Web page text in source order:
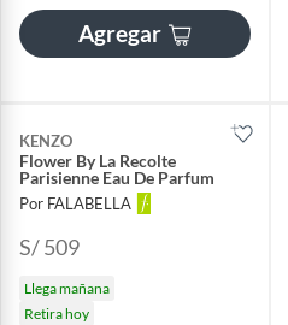
Agregar
KENZO
Flower By La Recolte
Parisienne Eau De Parfum
Por FALABELLA
S/ 509
Llega mañana
Retira hoy